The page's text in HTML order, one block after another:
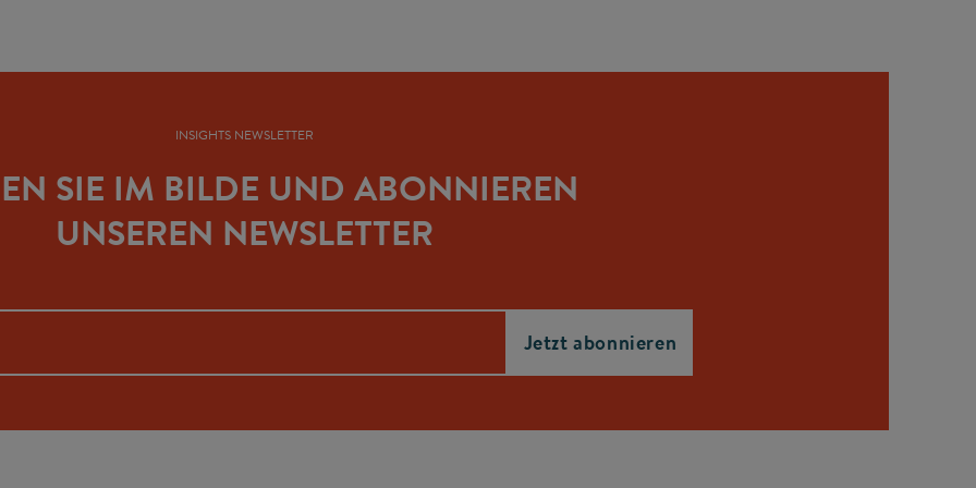
INSIGHTS NEWSLETTER
SIE IM BILDE UND ABONNIEREN
UNSEREN NEWSLETTER